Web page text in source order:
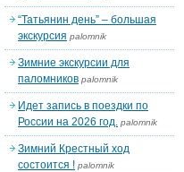
“Татьянин день” – большая
экскурсия palomnik
Зимние экскурсии для
паломников palomnik
Идет запись в поездки по
России на 2026 год. palomnik
Зимний Крестный ход
состоится ! palomnik